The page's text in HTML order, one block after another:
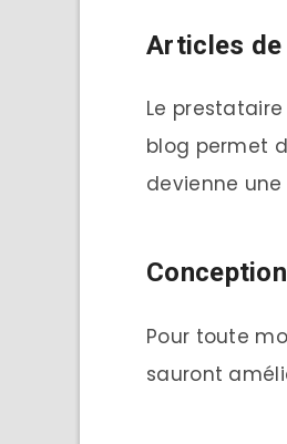
Articles de
Le
blog permet
devienne
Conception
Pour toute
sauront